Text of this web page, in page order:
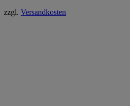
zzgl. Versandkosten